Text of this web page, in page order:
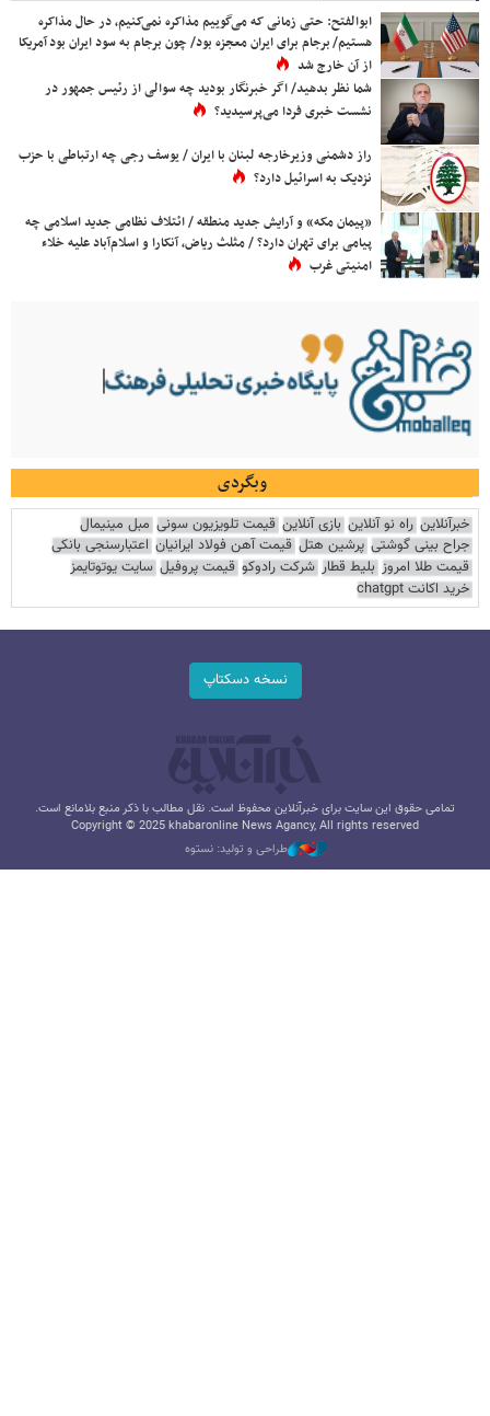
ابوالفتح: حتی زمانی که می‌گوییم مذاکره نمی‌کنیم، در حال مذاکره
هستیم/ برجام برای ایران معجزه بود/ چون برجام به سود ایران بود آمریکا
از آن خارج شد
شما نظر بدهید/ اگر خبرنگار بودید چه سوالی از رئیس جمهور در
نشست خبری فردا می‌پرسیدید؟
راز دشمنی وزیرخارجه لبنان با ایران / یوسف رجی چه ارتباطی با حزب
نزدیک به اسرائیل دارد؟
«پیمان مکه» و آرایش جدید منطقه / ائتلاف نظامی جدید اسلامی چه
پیامی برای تهران دارد؟ / مثلث ریاض، آنکارا و اسلام‌آباد علیه خلاء
امنیتی غرب
وبگردی
خبرآنلاین راه نو آنلاین بازی آنلاین قیمت تلویزیون سونی مبل مینیمال
جراح بینی گوشتی پرشین هتل قیمت آهن فولاد ایرانیان اعتبارسنجی بانکی
قیمت طلا امروز بلیط قطار شرکت رادوکو قیمت پروفیل سایت یوتوتایمز
خرید اکانت chatgpt
نسخه دسکتاپ
تمامی حقوق این سایت برای خبرآنلاین محفوظ است. نقل مطالب با ذکر منبع بلامانع است.
Copyright © 2025 khabaronline News Agancy, All rights reserved
طراحی و تولید: نستوه